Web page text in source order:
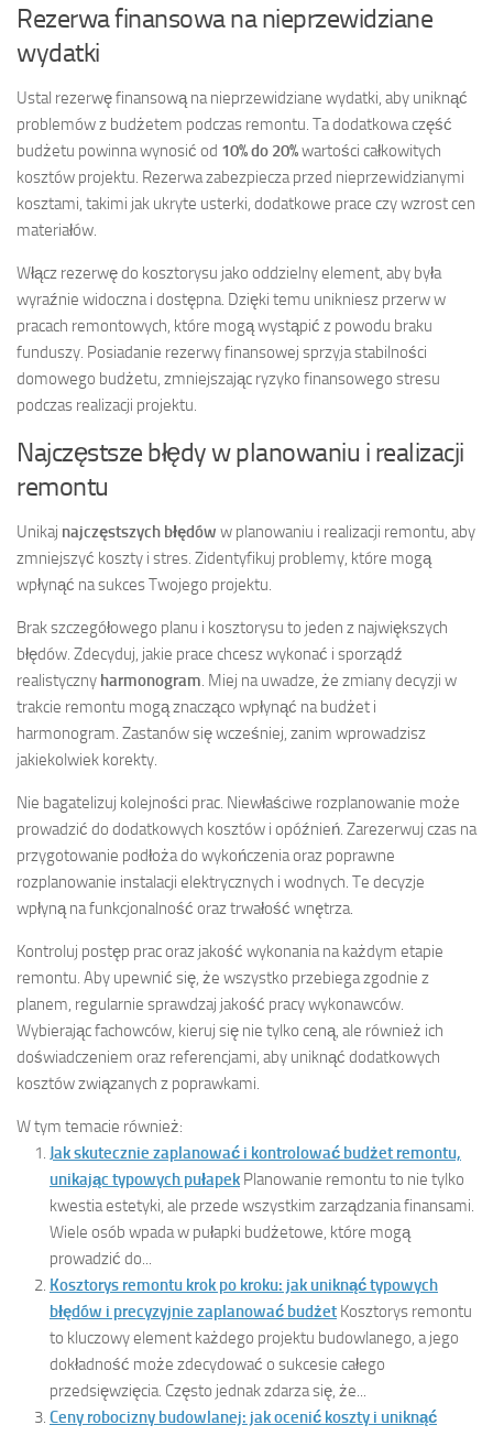
Rezerwa finansowa na nieprzewidziane
wydatki
Ustal rezerwę finansową na nieprzewidziane wydatki, aby uniknąć
problemów z budżetem podczas remontu. Ta dodatkowa część
budżetu powinna wynosić od 10% do 20%wartości całkowitych
kosztów projektu. Rezerwa zabezpiecza przed nieprzewidzianymi
kosztami, takimi jak ukryte usterki, dodatkowe prace czy wzrost cen
materiałów.
Włącz rezerwę do kosztorysu jako oddzielny element, aby była
wyraźnie widoczna i dostępna. Dzięki temu unikniesz przerw w
pracach remontowych, które mogą wystąpić z powodu braku
funduszy. Posiadanie rezerwy finansowej sprzyja stabilności
domowego budżetu, zmniejszając ryzyko finansowego stresu
podczas realizacji projektu.
Najczęstsze błędy w planowaniu i realizacji
remontu
Unikaj najczęstszych błędów w planowaniu i realizacji remontu, aby
zmniejszyć koszty i stres. Zidentyfikuj problemy, które mogą
wpłynąć na sukces Twojego projektu.
Brak szczegółowego planu i kosztorysu to jeden z największych
błędów. Zdecyduj, jakie prace chcesz wykonać i sporządź
realistyczny harmonogram. Miej na uwadze, że zmiany decyzji w
trakcie remontu mogą znacząco wpłynąć na budżet i
harmonogram. Zastanów się wcześniej, zanim wprowadzisz
jakiekolwiek korekty.
Nie bagatelizuj kolejności prac. Niewłaściwe rozplanowanie może
prowadzić do dodatkowych kosztów i opóźnień. Zarezerwuj czas na
przygotowanie podłoża do wykończenia oraz poprawne
rozplanowanie instalacji elektrycznych i wodnych. Te decyzje
wpłyną na funkcjonalność oraz trwałość wnętrza.
Kontroluj postęp prac oraz jakość wykonania na każdym etapie
remontu. Aby upewnić się, że wszystko przebiega zgodnie z
planem, regularnie sprawdzaj jakość pracy wykonawców.
Wybierając fachowców, kieruj się nie tylko ceną, ale również ich
doświadczeniem oraz referencjami, aby uniknąć dodatkowych
kosztów związanych z poprawkami.
W tym temacie również:
Jak skutecznie zaplanować i kontrolować budżet remontu,
unikając typowych pułapek Planowanie remontu to nie tylko
kwestia estetyki, ale przede wszystkim zarządzania finansami.
Wiele osób wpada w pułapki budżetowe, które mogą
prowadzić do...
Kosztorys remontu krok po kroku: jak uniknąć typowych
błędów i precyzyjnie zaplanować budżet Kosztorys remontu
to kluczowy element każdego projektu budowlanego, a jego
dokładność może zdecydować o sukcesie całego
przedsięwzięcia. Często jednak zdarza się, że...
Ceny robocizny budowlanej: jak ocenić koszty i uniknąć